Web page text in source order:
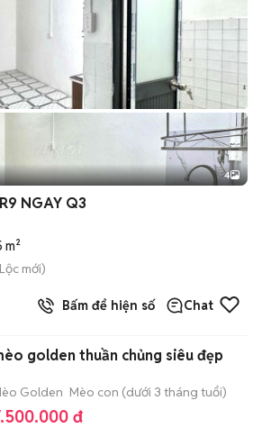
4
NGAY Q3
m²
mới)
Bấm để hiện số Chat
golden thuần chủng siêu đẹp
Golden Mèo con (dưới 3 tháng tuổi)
đ